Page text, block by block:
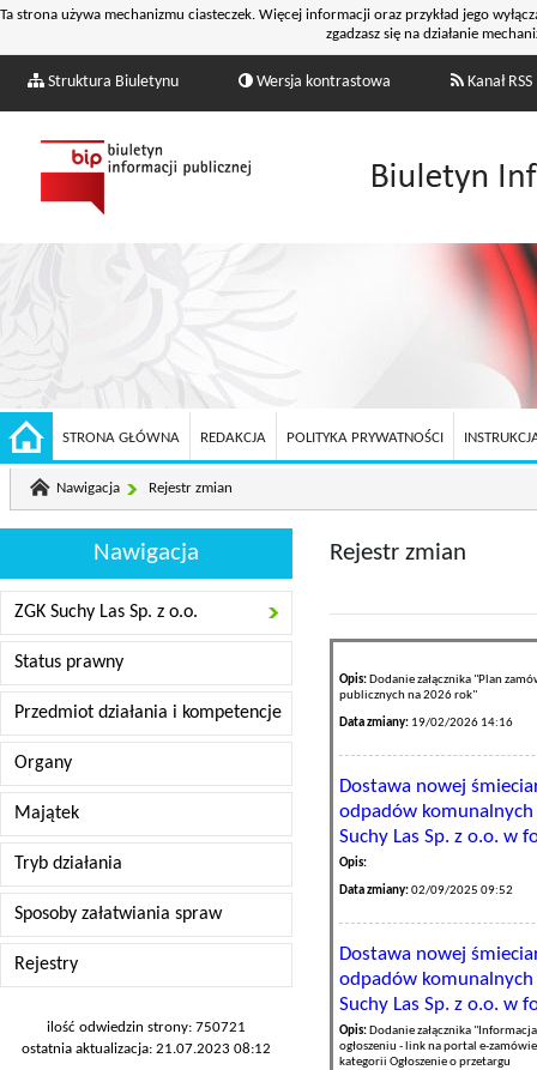
Ta strona używa mechanizmu ciasteczek. Więcej informacji oraz przykład jego
zgadzasz się na działanie
Struktura Biuletynu Wersja kontrastowa Kanał RSS
STRONA GŁÓWNA REDAKCJA POLITYKA PRYWATNOŚCI
Nawigacja Rejestr zmian
Nawigacja
ZGK Suchy Las Sp. z o.o.
Status prawny
Przedmiot działania i kompetencje
Organy
Majątek
Tryb działania
Sposoby załatwiania spraw
Rejestry
ilość odwiedzin strony: 750721
ostatnia aktualizacja: 21.07.2023 08:12
Rejestr zmian
Opis: Dodanie załącznika "Plan
publicznych na 2026 rok"
Data zmiany: 19/02/2026 14:16
Dostawa nowej
odpadów
Suchy Las Sp. z o.o. w
Opis:
Data zmiany:02/09/2025 09:52
Dostawa nowej
odpadów
Suchy Las Sp. z o.o. w
Opis: Dodanie załącznika
ogłoszeniu - link na portal e-
kategorii Ogłoszenie o przetargu